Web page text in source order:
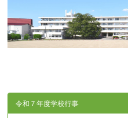
令和７年度学校行事